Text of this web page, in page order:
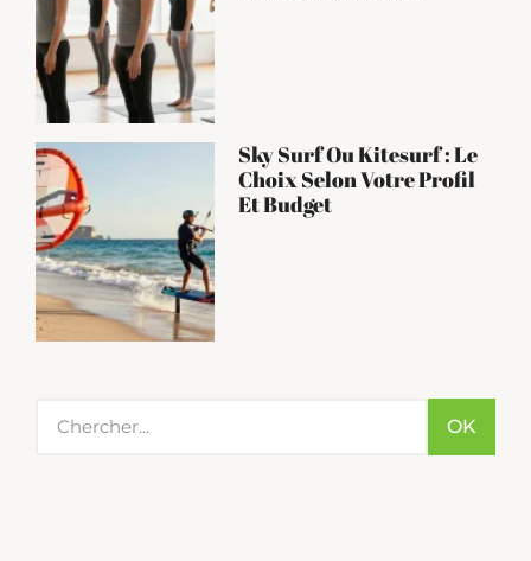
Sky Surf Ou Kitesurf : Le
Choix Selon Votre Profil
Et Budget
OK